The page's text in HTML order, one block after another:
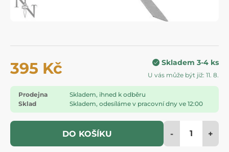
395 Kč Skladem 3-4 ks
U vás může být již: 11. 8.
Prodejna
Skladem, ihned k odběru
Sklad
Skladem, odesíláme v pracovní dny ve 12:00
DO KOŠÍKU - +